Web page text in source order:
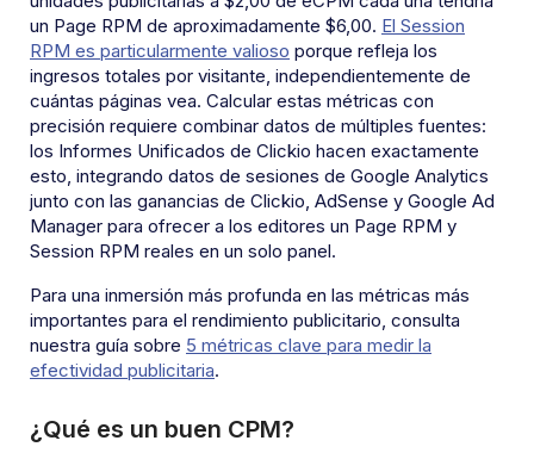
un Page RPM de aproximadamente $6,00. El Session
RPM es particularmente valioso porque refleja los
ingresos totales por visitante, independientemente de
cuántas páginas vea. Calcular estas métricas con
precisión requiere combinar datos de múltiples fuentes:
los Informes Unificados de Clickio hacen exactamente
esto, integrando datos de sesiones de Google Analytics
junto con las ganancias de Clickio, AdSense y Google Ad
Manager para ofrecer a los editores un Page RPM y
Session RPM reales en un solo panel.
Para una inmersión más profunda en las métricas más
importantes para el rendimiento publicitario, consulta
nuestra guía sobre 5 métricas clave para medir la
efectividad publicitaria.
¿Qué es un buen CPM?